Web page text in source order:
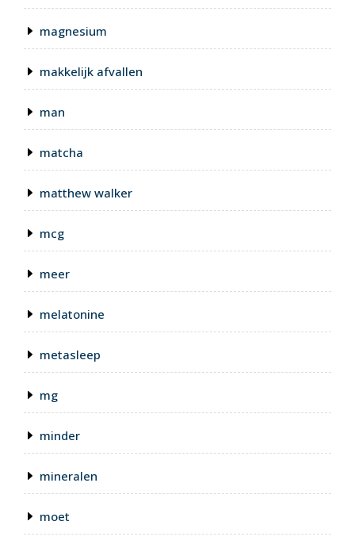
magnesium
makkelijk afvallen
man
matcha
matthew walker
mcg
meer
melatonine
metasleep
mg
minder
mineralen
moet